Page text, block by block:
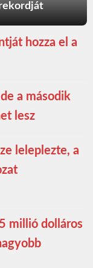
hozza el a
a második
lesz
leleplezte, a
millió dolláros